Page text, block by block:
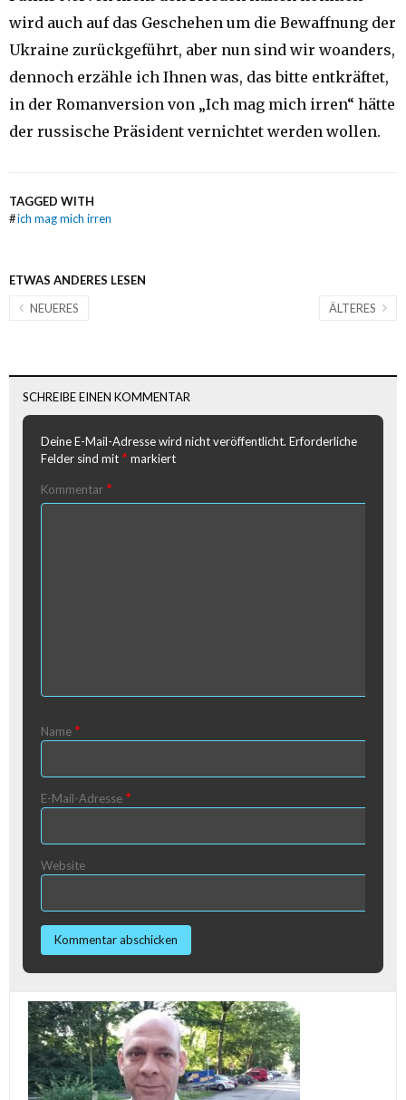
wird auch auf das Geschehen um die Bewaffnung der
Ukraine zurückgeführt, aber nun sind wir woanders,
dennoch erzähle ich Ihnen was, das bitte entkräftet,
in der Romanversion von „Ich mag mich irren“ hätte
der russische Präsident vernichtet werden wollen.
TAGGED WITH
#ich mag mich irren
ETWAS ANDERES LESEN
ÄLTERES
NEUERES
SCHREIBE EINEN KOMMENTAR
Deine E-Mail-Adresse wird nicht veröffentlicht. Erforderliche
Felder sind mit * markiert
Kommentar *
Name *
E-Mail-Adresse *
Website